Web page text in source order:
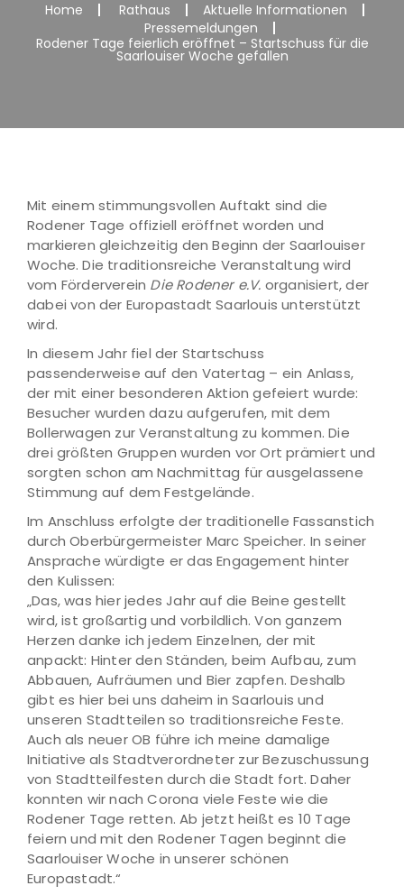
Home Rathaus
Aktuelle Informationen
Pressemeldungen
Rodener Tage feierlich eröffnet – Startschuss für die
Saarlouiser Woche gefallen
Mit einem stimmungsvollen Auftakt sind die
Rodener Tage offiziell eröffnet worden und
markieren gleichzeitig den Beginn der Saarlouiser
Woche. Die traditionsreiche Veranstaltung wird
vom Förderverein Die Rodener e.V. organisiert, der
dabei von der Europastadt Saarlouis unterstützt
wird.
In diesem Jahr fiel der Startschuss
passenderweise auf den Vatertag – ein Anlass,
der mit einer besonderen Aktion gefeiert wurde:
Besucher wurden dazu aufgerufen, mit dem
Bollerwagen zur Veranstaltung zu kommen. Die
drei größten Gruppen wurden vor Ort prämiert und
sorgten schon am Nachmittag für ausgelassene
Stimmung auf dem Festgelände.
Im Anschluss erfolgte der traditionelle Fassanstich
durch Oberbürgermeister Marc Speicher. In seiner
Ansprache würdigte er das Engagement hinter
den Kulissen:
„Das, was hier jedes Jahr auf die Beine gestellt
wird, ist großartig und vorbildlich. Von ganzem
Herzen danke ich jedem Einzelnen, der mit
anpackt: Hinter den Ständen, beim Aufbau, zum
Abbauen, Aufräumen und Bier zapfen. Deshalb
gibt es hier bei uns daheim in Saarlouis und
unseren Stadtteilen so traditionsreiche Feste.
Auch als neuer OB führe ich meine damalige
Initiative als Stadtverordneter zur Bezuschussung
von Stadtteilfesten durch die Stadt fort. Daher
konnten wir nach Corona viele Feste wie die
Rodener Tage retten. Ab jetzt heißt es 10 Tage
feiern und mit den Rodener Tagen beginnt die
Saarlouiser Woche in unserer schönen
Europastadt.“